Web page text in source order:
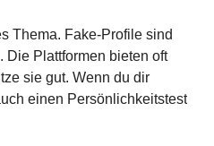
Thema. Fake-Profile sind
Die Plattformen bieten oft
sie gut. Wenn du dir
einen Persönlichkeitstest